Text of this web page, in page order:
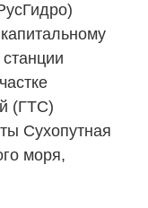
(ГТС)
Сухопутная
моря,